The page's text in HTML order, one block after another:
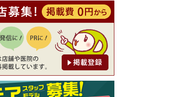
【ジモア限定②】初回割引 特
価 鼻毛脱毛 半額 2,200円⇒1,1
00円（メンズ専門ワックス脱
毛サロン Mickle（ミック
ル））
[有効期限]2026年9月30日
【ジモア限定特典①】まつ毛
カール 3,850円→ 2,750円（Pr
emiere（プルミエール））
[有効期限]2026年9月30日